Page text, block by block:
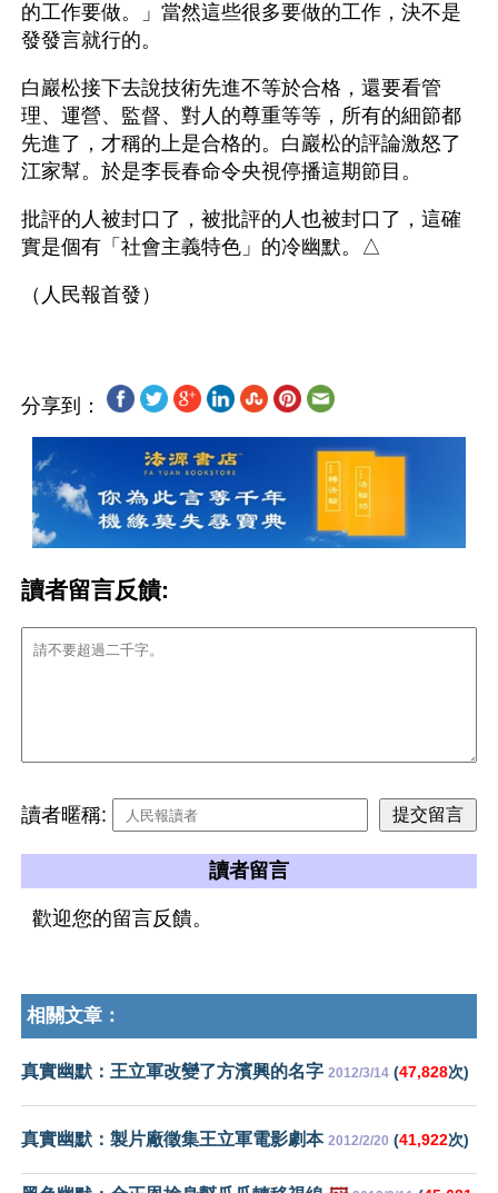
的工作要做。」當然這些很多要做的工作，決不是
發發言就行的。
白巖松接下去說技術先進不等於合格，還要看管
理、運營、監督、對人的尊重等等，所有的細節都
先進了，才稱的上是合格的。白巖松的評論激怒了
江家幫。於是李長春命令央視停播這期節目。
批評的人被封口了，被批評的人也被封口了，這確
實是個有「社會主義特色」的冷幽默。△
分享到：
讀者留言反饋:
讀者暱稱:
讀者留言
歡迎您的留言反饋。
相關文章：
真實幽默：王立軍改變了方濱興的名字 2012/3/14 (47,828次)
真實幽默：製片廠徵集王立軍電影劇本 2012/2/20 (41,922次)